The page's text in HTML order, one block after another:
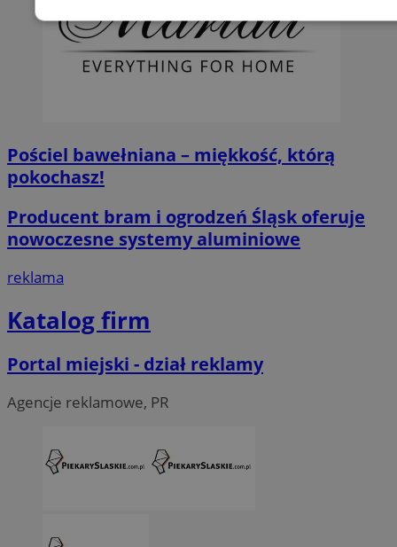
Pościel bawełniana – miękkość, którą
pokochasz!
Producent bram i ogrodzeń Śląsk oferuje
nowoczesne systemy aluminiowe
reklama
Katalog firm
Portal miejski - dział reklamy
Agencje reklamowe, PR
Niezbędne Wydajność Targetowanie
Niezbędne Wydajność Targetowanie
Niezbędne pliki cookie umożliwiają korzystanie z
ze strony internetowej.
Nazwa Provider/
QeSessID